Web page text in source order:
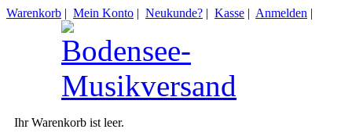
Warenkorb | Mein Konto | Neukunde? | Kasse | Anmelden |
Ihr Warenkorb ist leer.